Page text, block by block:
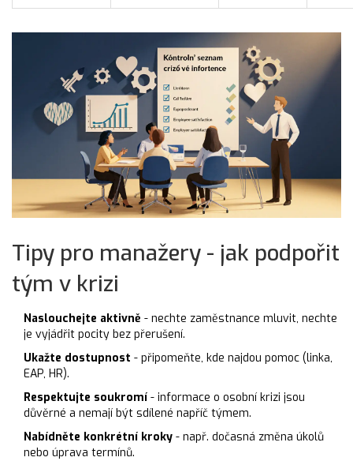
Tipy pro manažery - jak podpořit
tým v krizi
Naslouchejte aktivně - nechte zaměstnance mluvit, nechte
je vyjádřit pocity bez přerušení.
Ukažte dostupnost - připomeňte, kde najdou pomoc (linka,
EAP, HR).
Respektujte soukromí - informace o osobní krizi jsou
důvěrné a nemají být sdílené napříč týmem.
Nabídněte konkrétní kroky - např. dočasná změna úkolů
nebo úprava termínů.